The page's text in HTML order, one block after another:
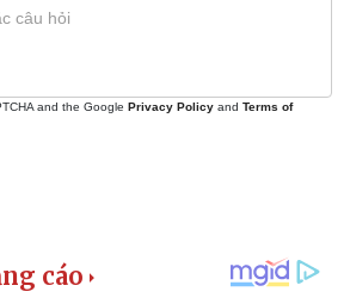
Ô tô - Xe máy
and the Google Privacy Policy and Terms of